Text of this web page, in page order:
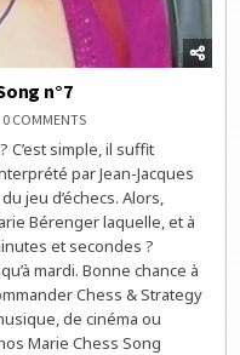
n°7
0 COMMENTSON
&
MUSIQUE
:
CHESS
SONG
N°7
C’est simple, il suffit
par Jean-Jacques
jeu d’échecs. Alors,
Bérenger laquelle, et à
et secondes ?
mardi. Bonne chance à
Chess & Strategy
de cinéma ou
Marie Chess Song